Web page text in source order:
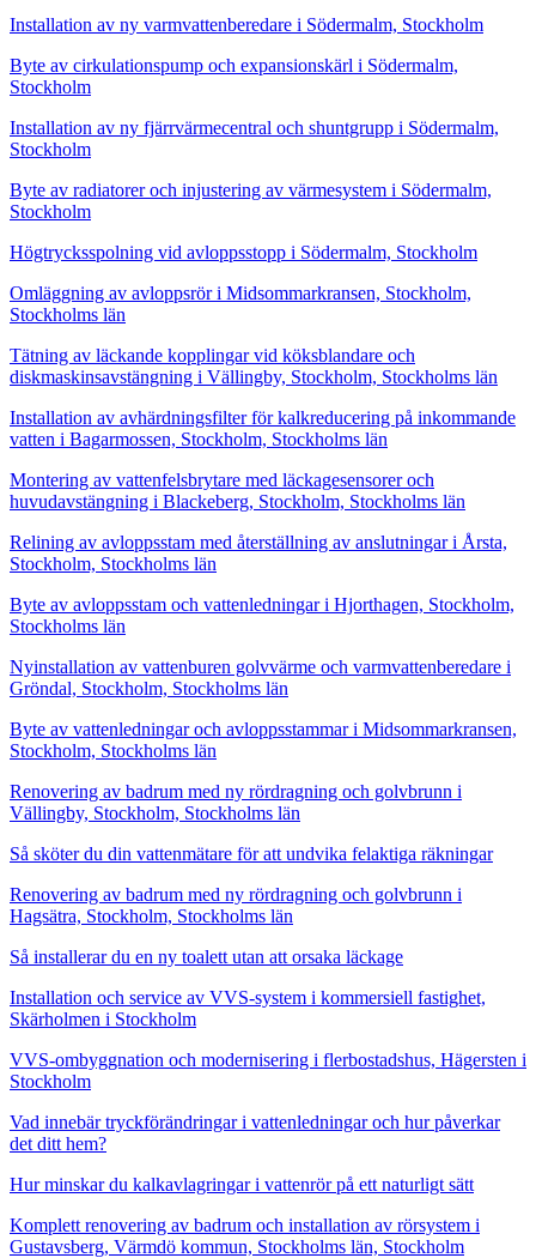
Installation av ny varmvattenberedare i Södermalm, Stockholm
Byte av cirkulationspump och expansionskärl i Södermalm,
Stockholm
Installation av ny fjärrvärmecentral och shuntgrupp i Södermalm,
Stockholm
Byte av radiatorer och injustering av värmesystem i Södermalm,
Stockholm
Högtrycksspolning vid avloppsstopp i Södermalm, Stockholm
Omläggning av avloppsrör i Midsommarkransen, Stockholm,
Stockholms län
Tätning av läckande kopplingar vid köksblandare och
diskmaskinsavstängning i Vällingby, Stockholm, Stockholms län
Installation av avhärdningsfilter för kalkreducering på inkommande
vatten i Bagarmossen, Stockholm, Stockholms län
Montering av vattenfelsbrytare med läckagesensorer och
huvudavstängning i Blackeberg, Stockholm, Stockholms län
Relining av avloppsstam med återställning av anslutningar i Årsta,
Stockholm, Stockholms län
Byte av avloppsstam och vattenledningar i Hjorthagen, Stockholm,
Stockholms län
Nyinstallation av vattenburen golvvärme och varmvattenberedare i
Gröndal, Stockholm, Stockholms län
Byte av vattenledningar och avloppsstammar i Midsommarkransen,
Stockholm, Stockholms län
Renovering av badrum med ny rördragning och golvbrunn i
Vällingby, Stockholm, Stockholms län
Så sköter du din vattenmätare för att undvika felaktiga räkningar
Renovering av badrum med ny rördragning och golvbrunn i
Hagsätra, Stockholm, Stockholms län
Så installerar du en ny toalett utan att orsaka läckage
Installation och service av VVS-system i kommersiell fastighet,
Skärholmen i Stockholm
VVS-ombyggnation och modernisering i flerbostadshus, Hägersten i
Stockholm
Vad innebär tryckförändringar i vattenledningar och hur påverkar
det ditt hem?
Hur minskar du kalkavlagringar i vattenrör på ett naturligt sätt
Komplett renovering av badrum och installation av rörsystem i
Gustavsberg, Värmdö kommun, Stockholms län, Stockholm